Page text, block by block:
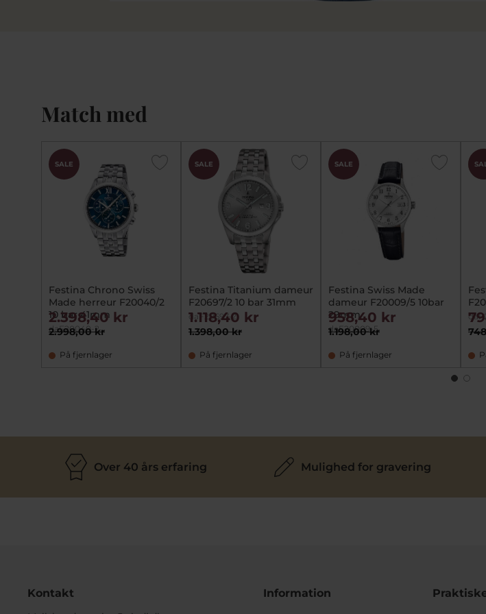
Match med
SALE
Festina Chrono Swiss
Made herreur F20040/2
10 bar 41mm
daF20040-2
2.998,00 kr
2.398,40 kr
På fjernlager
SALE
Festina Titanium dameur
F20697/2 10 bar 31mm
daF20697-2
1.398,00 kr
1.118,40 kr
På fjernlager
SALE
Festina Swiss Made
dameur F20009/5 10bar
29mm
daF20009-5
1.198,00 kr
958,40 kr
På fjernlager
Over 40 års erfaring Mulighed for gravering
Kontakt Information